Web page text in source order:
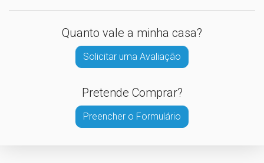
Quanto vale a minha casa?
Solicitar uma Avaliação
Pretende Comprar?
Preencher o Formulário